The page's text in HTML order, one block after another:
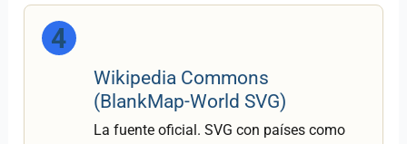
4
Wikipedia Commons
(BlankMap-World SVG)
La fuente oficial. SVG con países como